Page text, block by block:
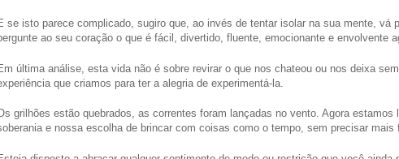
se isto parece complicado, sugiro que, ao invés de tentar isolar na sua mente, vá
ao seu coração o que é fácil, divertido, fluente, emocionante e envolvente
última análise, esta vida não é sobre revirar o que nos chateou ou nos deixa
que criamos para ter a alegria de experimentá-la.
grilhões estão quebrados, as correntes foram lançadas no vento. Agora estamos
e nossa escolha de brincar com coisas como o tempo, sem precisar mais